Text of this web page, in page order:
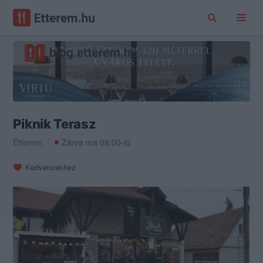
Piknik Terasz
Étterem Zárva ma 08:00-ig
Kedvencekhez